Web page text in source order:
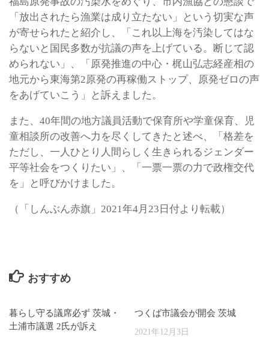
「放出されたら漁業は成り立たない」という切実な声
が寄せられたと紹介し、「これ以上海を汚染してはな
らないと国民多数が抗議の声を上げている。断じて認
められない」、「原発推進の中心・梶山弘志経産相の
地元から東海第2原発の再稼働ストップ、原発ゼロの声
をあげていこう」と訴えました。
また、40年間の地方議員活動で保育所や学童保育、児
童相談所の改善へ力を尽くしてきたと述べ、「格差を
ただし、一人ひとり人間らしく生きられるジェンダー
平等社会をつくりたい」、「一票一票の力で政権交代
を」と呼びかけました。
（「しんぶん赤旗」2021年4月23日付より転載）
おすすめ
暮らし守る議席必ず 茨城・
土浦市議選 2氏が訴え
つくば市議会が開会 茨城
2021年12月3日